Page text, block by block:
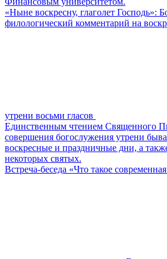
«Ныне воскресну, глаголет Господь»:
филологический комментарий на
утрени восьми гласов
Единственным чтением Священного
совершения богослужения утрени
воскресные и праздничные дни, а
некоторых святых.
Встреча-беседа «Что такое